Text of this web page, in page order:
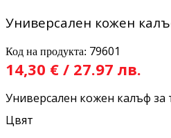
Универсален кожен
Код на продукта: 79601
14,30 € / 27.97 лв.
Универсален кожен калъф за
Цвят